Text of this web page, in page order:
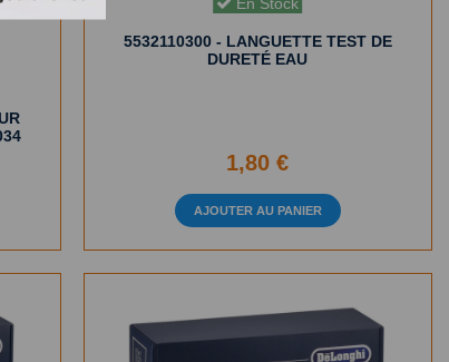
5532110300 - LANGUETTE TEST DE
DURETÉ EAU
1,80 €
AJOUTER AU PANIER